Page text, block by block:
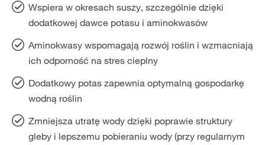
Wspiera w okresach suszy, szczególnie dzięki
dodatkowej dawce potasu i aminokwasów
Aminokwasy wspomagają rozwój roślin i wzmacniają
ich odporność na stres cieplny
Dodatkowy potas zapewnia optymalną gospodarkę
wodną roślin
Zmniejsza utratę wody dzięki poprawie struktury
gleby i lepszemu pobieraniu wody (przy regularnym